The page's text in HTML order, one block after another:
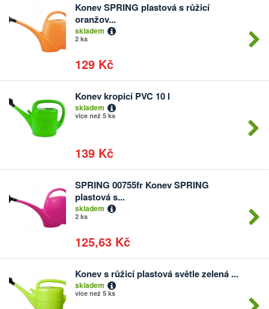
Konev SPRING plastová s růžicí
oranžov...
skladem
2 ks
129 Kč
Počet
kusů
Konev kropicí PVC 10 l
skladem
více než 5 ks
139 Kč
Počet
kusů
SPRING 00755fr Konev SPRING
plastová s...
skladem
2 ks
125,63 Kč
Počet
kusů
Konev s růžicí plastová světle zelená ...
skladem
více než 5 ks
Počet
kusů